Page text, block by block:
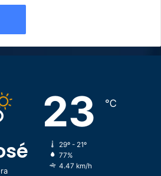
23 ℃
29º - 21º
77%
4.47 km/h